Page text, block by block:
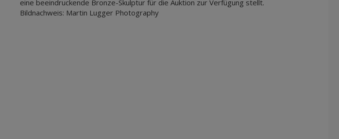
eine beeindruckende Bronze-Skulptur für die Auktion zur Verfügung stellt.
Bildnachweis: Martin Lugger Photography